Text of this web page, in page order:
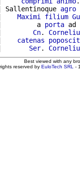
Sallentinoque agro
Maximi filium
a porta ad
Cn.
catenas
poposcit
Ser.
Best viewed with any
reserved by EuloTech SRL -